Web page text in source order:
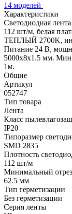
14 моделей
Характеристики
Светодиодная
112 шт/м, белая
ТЕПЛЫЙ 2700K,
Питание 24 В,
5000x8x1.5 мм.
1м.
Общие
Артикул
052747
Тип товара
Лента
Класс
IP20
Типоразмер
SMD 2835
Плотность
112 шт/м
Минимальный
62.5 мм
Тип герметизации
Без герметизации
Серия ленты